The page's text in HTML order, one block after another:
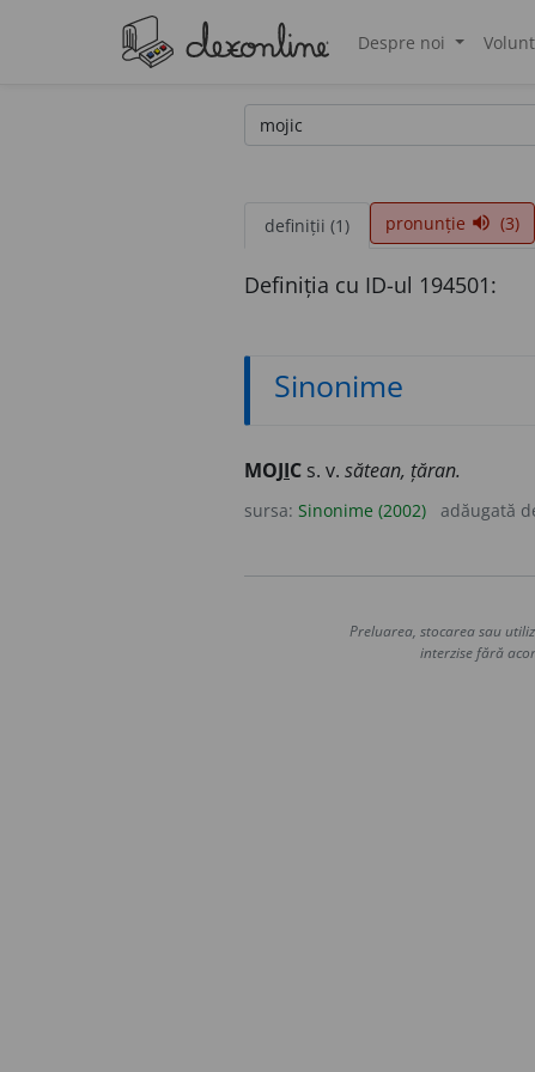
Despre noi
definiții (1) pronunție volume_up (3)
Definiția cu ID-ul 194501:
Sinonime
MOJIC s. v. sătean, țăran.
sursa: Sinonime (2002) adăugată de
Preluarea, stocarea sau
interzise fără